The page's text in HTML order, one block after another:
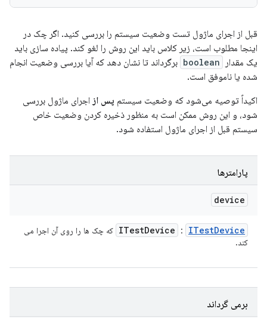
قبل از اجرای ماژول تست وضعیت سیستم را بررسی کنید. اگر چک در
اینجا مطلوب است، زیر کلاس باید این روش را لغو کند. پیاده سازی باید
یک مقدار
boolean برگرداند تا نشان دهد که آیا بررسی وضعیت انجام
شده یا ناموفق است.
اکیداً توصیه می‌شود که وضعیت سیستم پس از اجرای ماژول بررسی
شود، و این روش ممکن است به منظور ذخیره کردن وضعیت خاص
سیستم قبل از اجرای ماژول استفاده شود.
پارامترها
device
ITestDevice : ITestDevice
که چک ها را روی آن اجرا می
کند.
برمی گرداند